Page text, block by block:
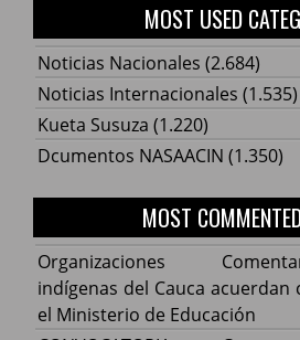
MOST USED
Noticias Nacionales (2.684)
Noticias Internacionales (1.535)
Kueta Susuza (1.220)
Dcumentos NASAACIN (1.350)
MOST
Organizaciones
indígenas del Cauca
el Ministerio de Educación